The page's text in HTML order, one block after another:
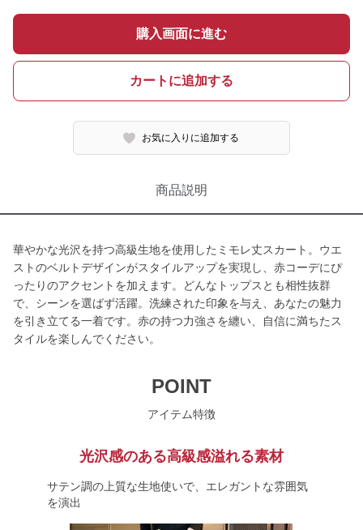
購入画面に進む
カートに追加する
お気に入りに追加する
商品説明
華やかな光沢を持つ高級生地を使用したミモレ丈スカート。ウエ
ストのベルトデザインがスタイルアップを実現し、赤コーデにぴ
ったりのアクセントを加えます。どんなトップスとも相性抜群
で、シーンを選ばず活躍。洗練された印象を与え、あなたの魅力
を引き立てる一着です。赤の持つ力強さを纏い、自信に満ちたス
タイルを楽しんでください。
POINT
アイテム特徴
光沢感のある高級感溢れる素材
サテン調の上質な生地使いで、エレガントな雰囲気
を演出